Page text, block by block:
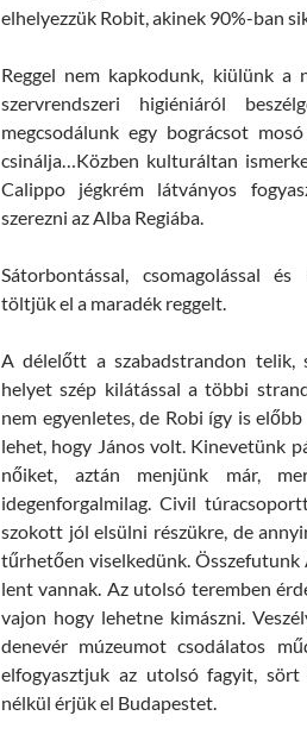
elhelyezzük Robit, akinek 90%-ban
Reggel nem kapkodunk, kiülünk a
szervrendszeri higiéniáról
megcsodálunk egy bográcsot
csinálja…Közben kulturáltan
Calippo jégkrém látványos
szerezni az Alba Regiába.
Sátorbontással, csomagolással
töltjük el a maradék reggelt.
A délelőtt a szabadstrandon telik,
helyet szép kilátással a többi
nem egyenletes, de Robi így is
lehet, hogy János volt. Kinevetünk
nőiket, aztán menjünk már,
idegenforgalmilag. Civil
szokott jól elsülni részükre, de
tűrhetően viselkedünk.
lent vannak. Az utolsó teremben
vajon hogy lehetne kimászni.
denevér múzeumot csodálatos
elfogyasztjuk az utolsó fagyit,
nélkül érjük el Budapestet.